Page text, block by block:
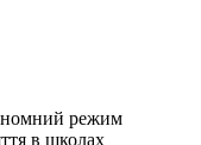
режим
в школах